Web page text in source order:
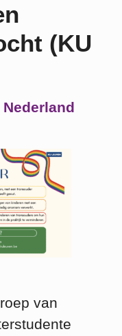
(KU
Nederland
van